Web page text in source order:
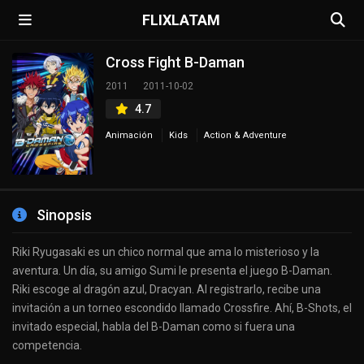
FLIXLATAM
Cross Fight B-Daman
2011 2011-10-02
4.7
Animación Kids Action & Adventure
Sinopsis
Riki Ryugasaki es un chico normal que ama lo misterioso y la
aventura. Un día, su amigo Sumi le presenta el juego B-Daman.
Riki escoge al dragón azul, Dracyan. Al registrarlo, recibe una
invitación a un torneo escondido llamado Crossfire. Ahí, B-Shots, el
invitado especial, habla del B-Daman como si fuera una
competencia.